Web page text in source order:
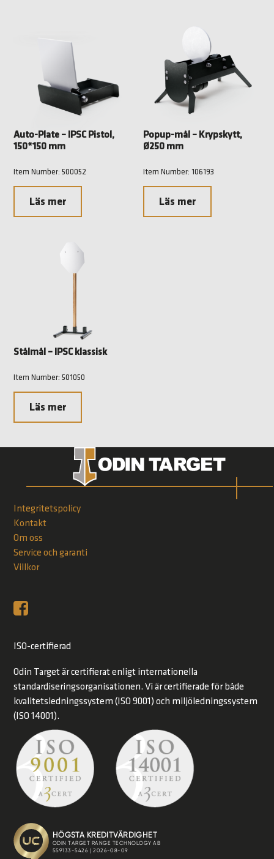
Auto-Plate – IPSC Pistol,
150*150 mm
Item Number: 500052
Läs mer
Popup-mål – Krypskytt,
Ø250 mm
Item Number: 106193
Läs mer
Stålmål – IPSC klassisk
Item Number: 501050
Läs mer
Integritetspolicy
Kontakt
Om oss
Service och garanti
Villkor
ISO-certifierad
Odin Target är certifierat enligt internationella
standardiseringsorganisationen. Vi är certifierade för både
kvalitetsledningssystem (ISO 9001) och miljöledningssystem
(ISO 14001).